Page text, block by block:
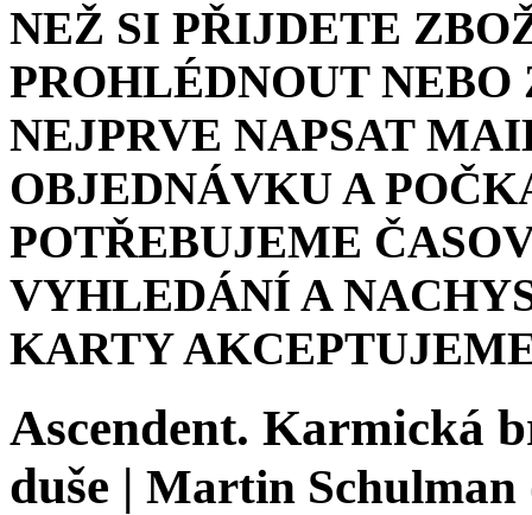
NEŽ SI PŘIJDETE
PROHLÉDNOUT
NEJPRVE NAPSAT
OBJEDNÁVKU A
POTŘEBUJEME
VYHLEDÁNÍ A
KARTY
Ascendent. Karmická
duše | Martin Schulman